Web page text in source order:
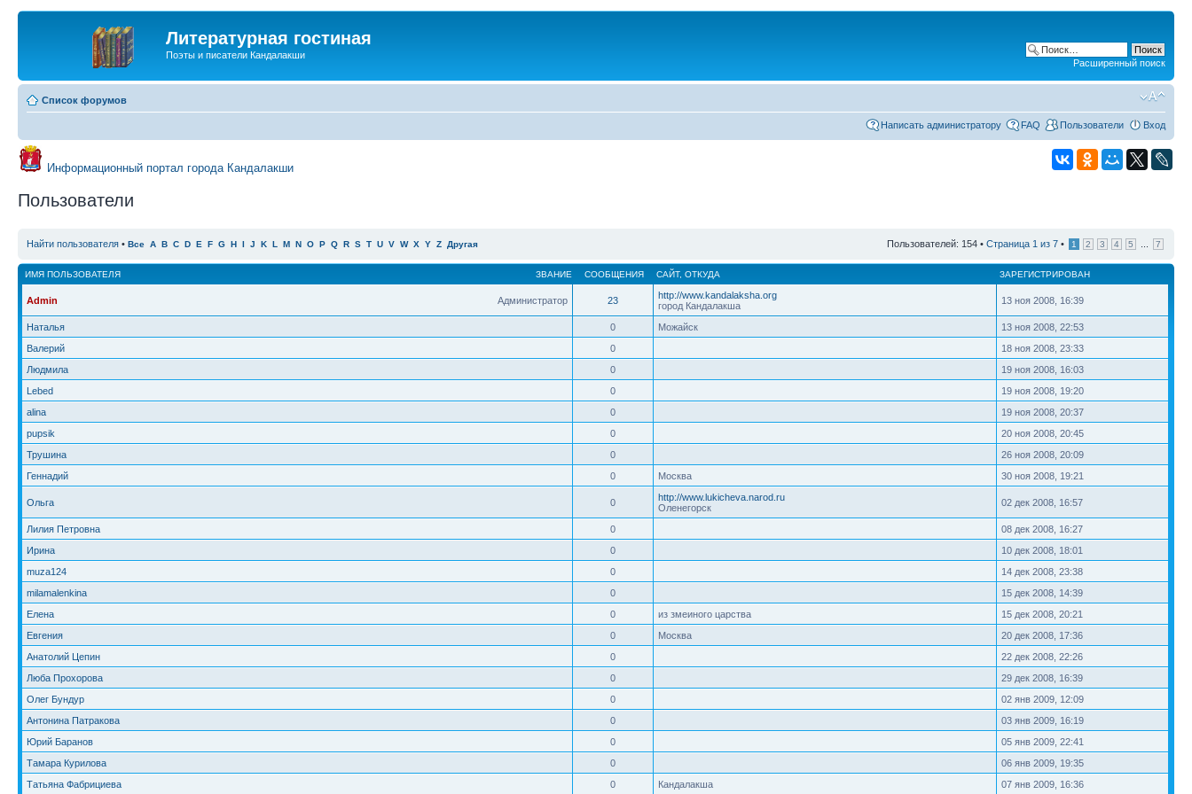
Литературная гостиная
Поэты и писатели Кандалакши
Расширенный поиск
Список форумов
Написать администратору FAQ Пользователи Вход
Информационный портал города Кандалакши
Пользователи
Найти пользователя • Все A B C D E F G H I J K L M N O P Q R S T U V W X Y Z Другая Пользователей: 154 • Страница 1 из 7 • 1 2 3 4 5 7
ЗВАНИЕ
ИМЯ ПОЛЬЗОВАТЕЛЯ СООБЩЕНИЯ САЙТ, ОТКУДА ЗАРЕГИСТРИРОВАН
Администратор
Admin 23
http://www.kandalaksha.org
город Кандалакша
13 ноя 2008, 16:39
Наталья 0 Можайск
13 ноя 2008, 22:53
Валерий
0
18 ноя 2008, 23:33
Людмила
0
19 ноя 2008, 16:03
Lebed
0
19 ноя 2008, 19:20
alina
0
19 ноя 2008, 20:37
pupsik
0
20 ноя 2008, 20:45
Трушина
0
26 ноя 2008, 20:09
Геннадий
0 Москва 30 ноя 2008, 19:21
Ольга 0
http://www.lukicheva.narod.ru
Оленегорск
02 дек 2008, 16:57
Лилия Петровна 0
08 дек 2008, 16:27
Ирина
0
10 дек 2008, 18:01
muza124
0
14 дек 2008, 23:38
milamalenkina
0
15 дек 2008, 14:39
Елена
0 из змеиного царства
15 дек 2008, 20:21
Евгения
0 Москва
20 дек 2008, 17:36
Анатолий Цепин
0
22 дек 2008, 22:26
Люба Прохорова
0
29 дек 2008, 16:39
Олег Бундур
0
02 янв 2009, 12:09
Антонина Патракова
0
03 янв 2009, 16:19
Юрий Баранов
0
05 янв 2009, 22:41
Тамара Курилова
0
06 янв 2009, 19:35
Татьяна Фабрициева
0 Кандалакша 07 янв 2009, 16:36